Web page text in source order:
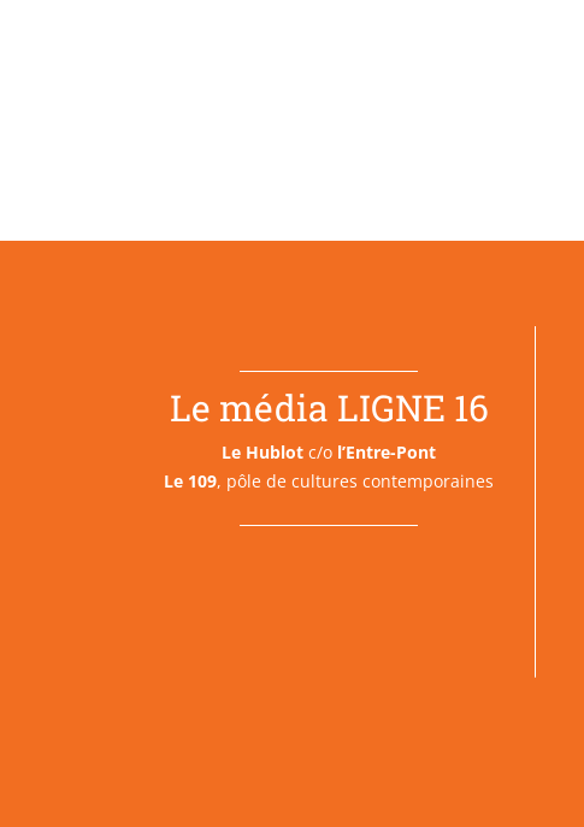
Le média LIGNE 16
Le Hublot c/o l’Entre-Pont
Le 109, pôle de cultures contemporaines